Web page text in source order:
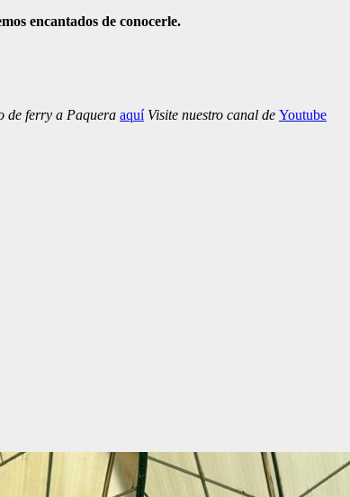
encantados de conocerle.
de ferry a Paquera aquíVisite nuestro canal de Youtube